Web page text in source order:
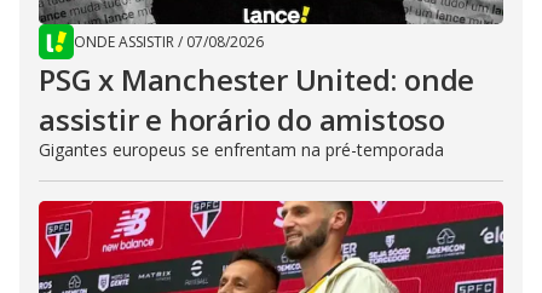
ONDE ASSISTIR/ 07/08/2026
PSG x Manchester United: onde
assistir e horário do amistoso
Gigantes europeus se enfrentam na pré-temporada